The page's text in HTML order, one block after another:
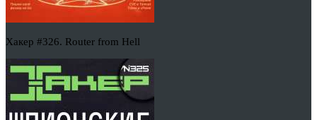
Хакер #326. Router from Hell